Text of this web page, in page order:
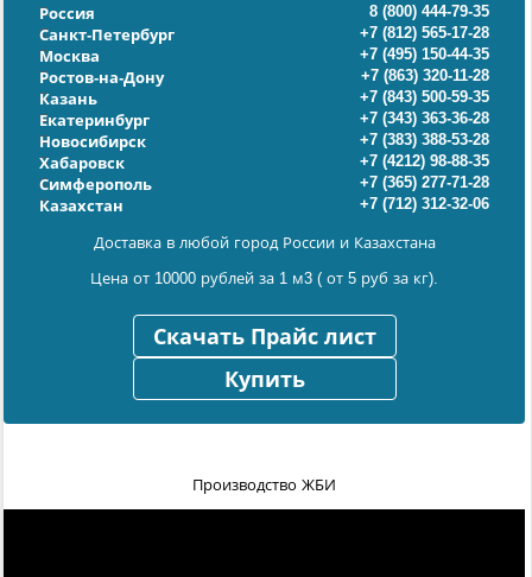
Россия
8 (800) 444-79-35
Санкт-Петербург
+7 (812) 565-17-28
Москва
+7 (495) 150-44-35
Ростов-на-Дону
+7 (863) 320-11-28
Казань
+7 (843) 500-59-35
Екатеринбург
+7 (343) 363-36-28
Новосибирск
+7 (383) 388-53-28
Хабаровск
+7 (4212) 98-88-35
Симферополь
+7 (365) 277-71-28
Казахстан
+7 (712) 312-32-06
Доставка в любой город России и Казахстана
Цена от 10000 рублей за 1 м3 ( от 5 руб за кг).
Скачать Прайс лист
Купить
Производство ЖБИ